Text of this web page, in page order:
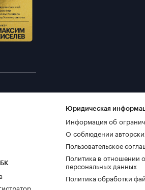
Юридическая
Информация об
О соблюдении
Пользовательское
Политика в отношении
персональных данных
Политика обработки